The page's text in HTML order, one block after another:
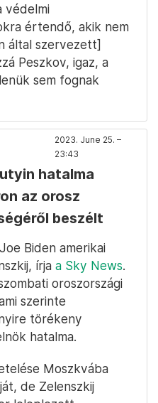
védelmi
értendő, akik nem
által szervezett]
Peszkov, igaz, a
sem fognak
2023. June 25. –
23:43
hatalma
az orosz
beszélt
Biden amerikai
írja a Sky News.
oroszországi
szerinte
törékeny
hatalma.
Moszkvába
de Zelenszkij